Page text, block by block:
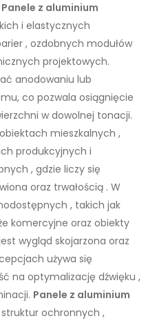
Panele z aluminium
i elastycznych
, ozdobnych modułów
projektowych.
anodowaniu lub
co pozwala osiągnięcie
w dowolnej tonacji.
mieszkalnych ,
produkcyjnych i
, gdzie liczy się
oraz trwałością . W
, takich jak
komercyjne oraz obiekty
wygląd skojarzona oraz
używa się
na optymalizację dźwięku ,
Panele z aluminium
ochronnych ,